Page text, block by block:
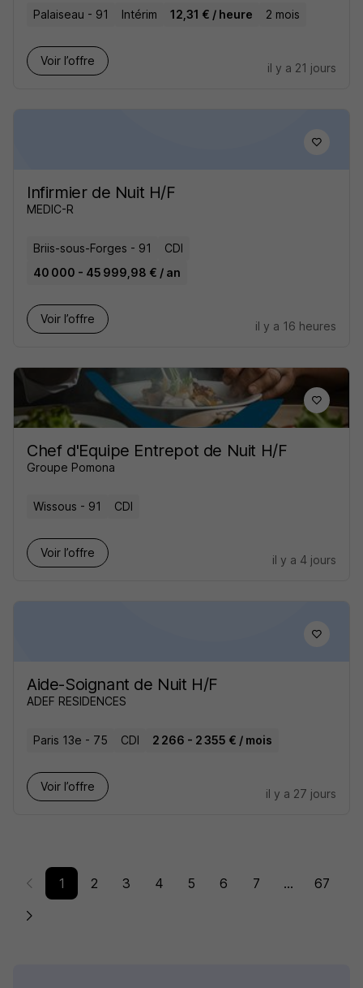
Palaiseau - 91 Intérim 12,31 € / heure 2 mois
Voir l’offre
il y a 21 jours
Infirmier de Nuit H/F
MEDIC-R
Briis-sous-Forges - 91
CDI
40 000 - 45 999,98 € / an
Voir l’offre
il y a 16 heures
Chef d'Equipe Entrepot de Nuit H/F
Groupe Pomona
Wissous - 91 CDI
Voir l’offre
il y a 4 jours
Aide-Soignant de Nuit H/F
ADEF RESIDENCES
Paris 13e - 75 CDI 2 266 - 2 355 € / mois
Voir l’offre
il y a 27 jours
1 2 3 4 5 6 7 ... 67